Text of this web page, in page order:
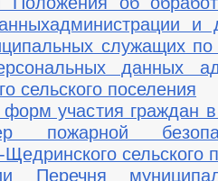
и
служащих по
данных
сельского поселения
участия граждан в
пожарной
сельского
Перечня